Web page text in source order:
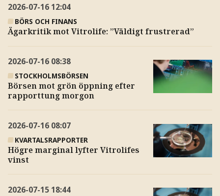
2026-07-16 12:04
BÖRS OCH FINANS
Ägarkritik mot Vitrolife: ”Väldigt frustrerad”
2026-07-16 08:38
STOCKHOLMSBÖRSEN
Börsen mot grön öppning efter
rapporttung morgon
2026-07-16 08:07
KVARTALSRAPPORTER
Högre marginal lyfter Vitrolifes
vinst
2026-07-15 18:44